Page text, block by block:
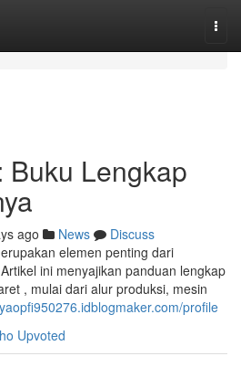
Buku Lengkap
ago News
Discuss
elemen penting dari
ini menyajikan panduan lengkap
, mulai dari alur produksi, mesin
profile
Upvoted